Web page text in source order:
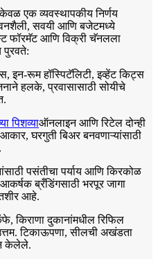
केवळ एक व्यवस्थापकीय निर्णय
सवयी आणि बजेटमध्ये
फॉरमॅट आणि विक्री चॅनलला
इन-रूम हॉस्पिटॅलिटी, इव्हेंट किट्स
हलके, प्रवासासाठी सोयीचे
पिशव्याऑनलाइन आणि रिटेल दोन्ही
घरगुती बिअर बनवणाऱ्यांसाठी
पसंतीचा पर्याय आणि किरकोळ
ब्रँडिंगसाठी भरपूर जागा
आहे.
किराणा दुकानांमधील रिफिल
टिकाऊपणा, सीलची अखंडता
केलेले.